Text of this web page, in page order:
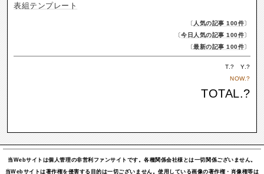
表組テンプレート
〔 人気の記事 100件〕
〔今日人気の記事 100件〕
〔最新の記事 100件〕
T.? Y.?
NOW.?
TOTAL.?
当Webサイトは個人管理の非営利ファンサイトです。各種関係会社様とは一切関係ございません。
当Webサイトは著作権を侵害する目的は一切ございません。使用している画像の著作権・肖像権等は